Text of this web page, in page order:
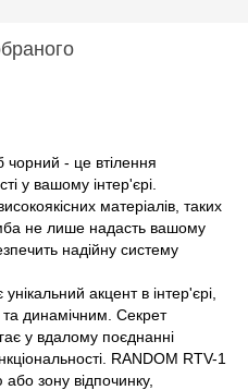
- це втілення
у вашому інтер'єрі.
матеріалів, таких
не лише надасть вашому
надійну систему
акцент в інтер'єрі,
динамічним. Секрет
у вдалому поєднанні
RANDOM RTV-1
зону відпочинку,